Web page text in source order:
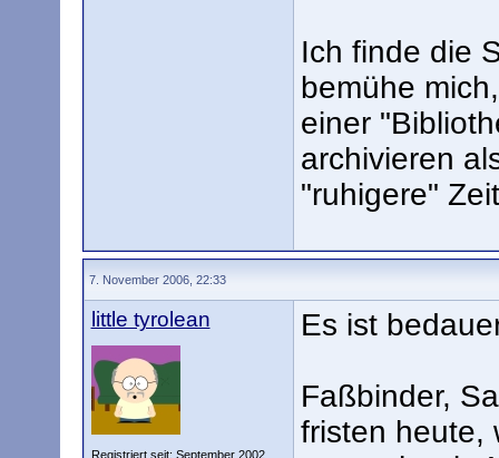
Ich finde die
bemühe
einer
archivieren
"ruhigere"
7. November 2006, 22:33
little tyrolean
Registriert seit: September 2002
Es ist
Faßbinder,
fristen heute,